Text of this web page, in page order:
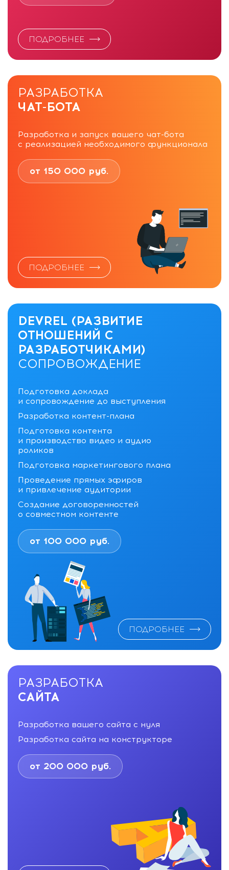
ПОДРОБНЕЕ
РАЗРАБОТКА
ЧАТ-БОТА
Разработка и запуск вашего чат-бота
с реализацией необходимого функционала
от 150 000 руб.
ПОДРОБНЕЕ
DEVREL (РАЗВИТИЕ
ОТНОШЕНИЙ С
РАЗРАБОТЧИКАМИ)
СОПРОВОЖДЕНИЕ
Подготовка доклада
и сопровождение до выступления
Разработка контент-плана
Подготовка контента
и производство видео и аудио
роликов
Подготовка маркетингового плана
Проведение прямых эфиров
и привлечение аудитории
Создание договоренностей
о совместном контенте
от 100 000 руб.
ПОДРОБНЕЕ
РАЗРАБОТКА
САЙТА
Разработка вашего сайта с нуля
Разработка сайта на конструкторе
от 200 000 руб.